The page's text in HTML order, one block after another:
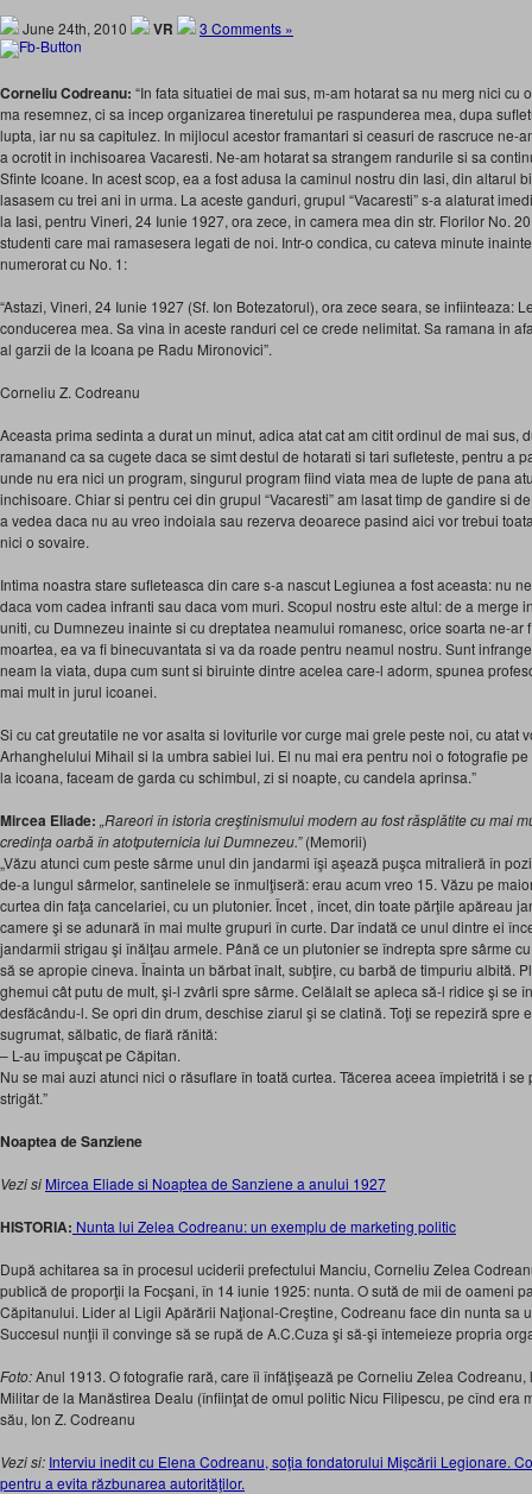
June 24th, 2010 VR 3 Comments »
Corneliu Codreanu: “In fata situatiei de mai sus, m-am hotarat sa nu merg nici cu
ma resemnez, ci sa incep organizarea tineretului pe raspunderea mea, dupa
lupta, iar nu sa capitulez. In mijlocul acestor framantari si ceasuri de rascruce ne-
a ocrotit in inchisoarea Vacaresti. Ne-am hotarat sa strangem randurile si sa
Sfinte Icoane. In acest scop, ea a fost adusa la caminul nostru din Iasi, din altarul
lasasem cu trei ani in urma. La aceste ganduri, grupul “Vacaresti” s-a alaturat
la Iasi, pentru Vineri, 24 Iunie 1927, ora zece, in camera mea din str. Florilor No.
studenti care mai ramasesera legati de noi. Intr-o condica, cu cateva minute
numerorat cu No. 1:
“Astazi, Vineri, 24 Iunie 1927 (Sf. Ion Botezatorul), ora zece seara, se infiinteaza:
conducerea mea. Sa vina in aceste randuri cel ce crede nelimitat. Sa ramana in
al garzii de la Icoana pe Radu Mironovici”.
Corneliu Z. Codreanu
Aceasta prima sedinta a durat un minut, adica atat cat am citit ordinul de mai sus,
ramanand ca sa cugete daca se simt destul de hotarati si tari sufleteste, pentru a
unde nu era nici un program, singurul program fiind viata mea de lupte de pana
inchisoare. Chiar si pentru cei din grupul “Vacaresti” am lasat timp de gandire si
a vedea daca nu au vreo indoiala sau rezerva deoarece pasind aici vor trebui
nici o sovaire.
Intima noastra stare sufleteasca din care s-a nascut Legiunea a fost aceasta: nu
daca vom cadea infranti sau daca vom muri. Scopul nostru este altul: de a merge
uniti, cu Dumnezeu inainte si cu dreptatea neamului romanesc, orice soarta ne-ar
moartea, ea va fi binecuvantata si va da roade pentru neamul nostru. Sunt
neam la viata, dupa cum sunt si biruinte dintre acelea care-l adorm, spunea
mai mult in jurul icoanei.
Si cu cat greutatile ne vor asalta si loviturile vor curge mai grele peste noi, cu atat
Arhanghelului Mihail si la umbra sabiei lui. El nu mai era pentru noi o fotografie
la icoana, faceam de garda cu schimbul, zi si noapte, cu candela aprinsa.”
Mircea Eliade: „Rareori în istoria creştinismului modern au fost răsplătite cu mai
credinţa oarbă în atotputernicia lui Dumnezeu.”(Memorii)
„Văzu atunci cum peste sârme unul din jandarmi îşi aşează puşca mitralieră în
de-a lungul sârmelor, santinelele se înmulţiseră: erau acum vreo 15. Văzu pe
curtea din faţa cancelariei, cu un plutonier. Încet , încet, din toate părţile apăreau
camere şi se adunară în mai multe grupuri în curte. Dar îndată ce unul dintre ei
jandarmii strigau şi înălţau armele. Până ce un plutonier se îndrepta spre sârme
să se apropie cineva. Înainta un bărbat înalt, subţire, cu barbă de timpuriu albită.
ghemui cât putu de mult, şi-l zvârli spre sârme. Celălalt se apleca să-l ridice şi se
desfăcându-l. Se opri din drum, deschise ziarul şi se clatină. Toţi se repeziră spre
sugrumat, sălbatic, de fiară rănită:
– L-au împuşcat pe Căpitan.
Nu se mai auzi atunci nici o răsuflare în toată curtea. Tăcerea aceea împietrită i
strigăt.”
Noaptea de Sanziene
Vezi si Mircea Eliade si Noaptea de Sanziene a anului 1927
HISTORIA: Nunta lui Zelea Codreanu: un exemplu de marketing politic
După achitarea sa în procesul uciderii prefectului Manciu, Corneliu Zelea
publică de proporţii la Focşani, în 14 iunie 1925: nunta. O sută de mii de oameni
Căpitanului. Lider al Ligii Apărării Naţional-Creştine, Codreanu face din nunta sa
Succesul nunţii îl convinge să se rupă de A.C.Cuza şi să-şi întemeieze propria
Foto:Anul 1913. O fotografie rară, care îi înfăţişează pe Corneliu Zelea
Militar de la Manăstirea Dealu (înfiinţat de omul politic Nicu Filipescu, pe cînd era
său, Ion Z. Codreanu
Vezi si: Interviu inedit cu Elena Codreanu, soţia fondatorului Mişcării Legionare.
pentru a evita răzbunarea autorităţilor.